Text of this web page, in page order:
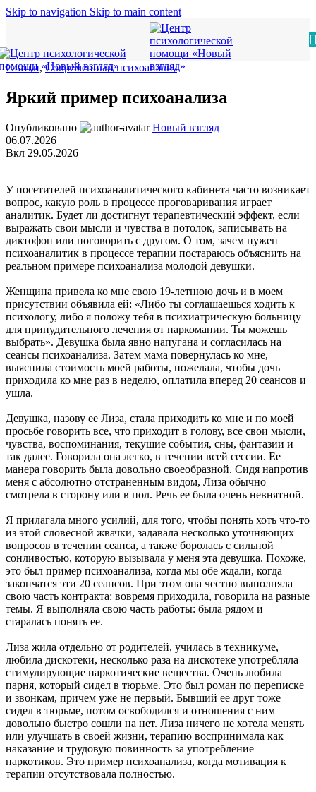
Skip to navigation Skip to main content
Статьи,Современный психоанализ
Яркий пример психоанализа
Опубликовано
Новый взгляд
06.07.2026
Вкл 29.05.2026
У посетителей психоаналитического кабинета часто возникает
вопрос, какую роль в процессе проговаривания играет
аналитик. Будет ли достигнут терапевтический эффект, если
выражать свои мысли и чувства в потолок, записывать на
диктофон или поговорить с другом. О том, зачем нужен
психоаналитик в процессе терапии постараюсь объяснить на
реальном примере психоанализа молодой девушки.
Женщина привела ко мне свою 19-летнюю дочь и в моем
присутствии объявила ей: «Либо ты соглашаешься ходить к
психологу, либо я положу тебя в психиатрическую больницу
для принудительного лечения от наркомании. Ты можешь
выбрать». Девушка была явно напугана и согласилась на
сеансы психоанализа. Затем мама повернулась ко мне,
выяснила стоимость моей работы, пожелала, чтобы дочь
приходила ко мне раз в неделю, оплатила вперед 20 сеансов и
ушла.
Девушка, назову ее Лиза, стала приходить ко мне и по моей
просьбе говорить все, что приходит в голову, все свои мысли,
чувства, воспоминания, текущие события, сны, фантазии и
так далее. Говорила она легко, в течении всей сессии. Ее
манера говорить была довольно своеобразной. Сидя напротив
меня с абсолютно отстраненным видом, Лиза обычно
смотрела в сторону или в пол. Речь ее была очень невнятной.
Я прилагала много усилий, для того, чтобы понять хоть что-то
из этой словесной жвачки, задавала несколько уточняющих
вопросов в течении сеанса, а также боролась с сильной
сонливостью, которую вызывала у меня эта девушка. Похоже,
это был пример психоанализа, когда мы обе ждали, когда
закончатся эти 20 сеансов. При этом она честно выполняла
свою часть контракта: вовремя приходила, говорила на разные
темы. Я выполняла свою часть работы: была рядом и
старалась понять ее.
Лиза жила отдельно от родителей, училась в техникуме,
любила дискотеки, несколько раза на дискотеке употребляла
стимулирующие наркотические вещества. Очень любила
парня, который сидел в тюрьме. Это был роман по переписке
и звонкам, причем уже не первый. Бывший ее друг тоже
сидел в тюрьме, потом освободился и отношения с ним
довольно быстро сошли на нет. Лиза ничего не хотела менять
или улучшать в своей жизни, терапию воспринимала как
наказание и трудовую повинность за употребление
наркотиков. Это пример психоанализа, когда мотивация к
терапии отсутствовала полностью.